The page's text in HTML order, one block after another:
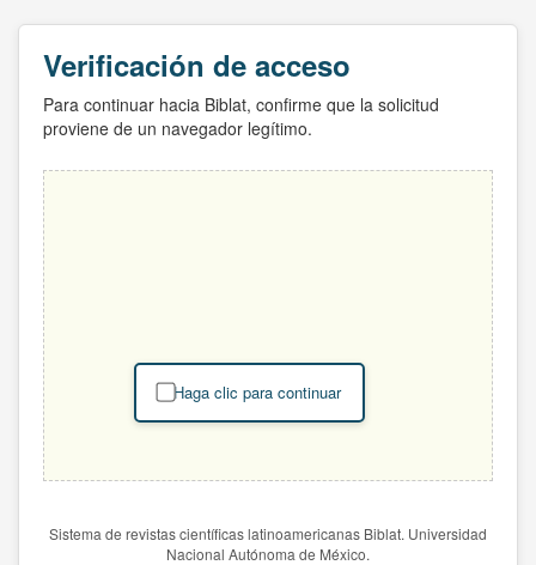
Verificación de acceso
Para continuar hacia Biblat, confirme que la solicitud
proviene de un navegador legítimo.
Haga clic para continuar
Sistema de revistas científicas latinoamericanas Biblat. Universidad
Nacional Autónoma de México.